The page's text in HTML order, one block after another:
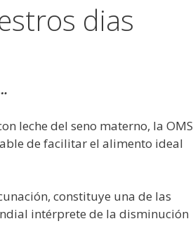
dias
leche del seno materno, la OMS
de facilitar el alimento ideal
constituye una de las
intérprete de la disminución